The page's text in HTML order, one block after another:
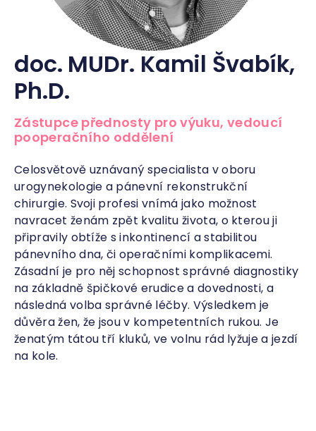
doc. MUDr. Kamil Švabík,
Ph.D.
Zástupce přednosty pro výuku, vedoucí
pooperačního oddělení
Celosvětově uznávaný specialista v oboru
urogynekologie a pánevní rekonstrukční
chirurgie. Svoji profesi vnímá jako možnost
navracet ženám zpět kvalitu života, o kterou ji
připravily obtíže s inkontinencí a stabilitou
pánevního dna, či operačními komplikacemi.
Zásadní je pro něj schopnost správné diagnostiky
na základně špičkové erudice a dovednosti, a
následná volba správné léčby. Výsledkem je
důvěra žen, že jsou v kompetentních rukou. Je
ženatým tátou tří kluků, ve volnu rád lyžuje a jezdí
na kole.